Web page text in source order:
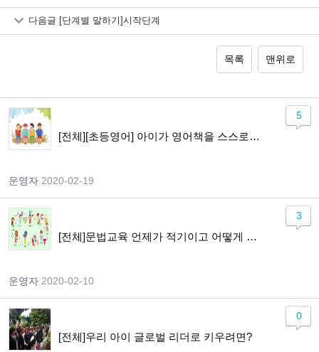
다음글 [단계별 말하기]시작단계
목록 맨위로
[전체][초등영어] 아이가 영어책을 스스로 읽기까지
운영자 2020-02-19
5
[전체]문법교육 언제가 적기이고 어떻게 가르쳐야 하나요?
운영자 2020-02-10
3
[전체]우리 아이 글로벌 리더로 키우려면?
0